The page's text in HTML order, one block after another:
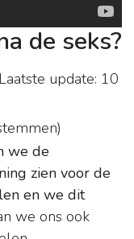
de seks?
update: 10
)
we de
zien voor de
en we dit
we ons ook